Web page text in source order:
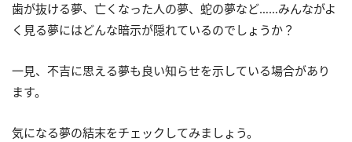
歯が抜ける夢、亡くなった人の夢、蛇の夢など……みんながよ
く見る夢にはどんな暗示が隠れているのでしょうか？
一見、不吉に思える夢も良い知らせを示している場合があり
ます。
気になる夢の結末をチェックしてみましょう。